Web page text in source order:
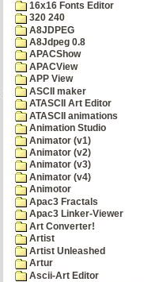
16x16 Fonts Editor
320 240
A8JDPEG
A8Jdpeg 0.8
APACShow
APACView
APP View
ASCII maker
ATASCII Art Editor
ATASCII animations
Animation Studio
Animator (v1)
Animator (v2)
Animator (v3)
Animator (v4)
Animotor
Apac3 Fractals
Apac3 Linker-Viewer
Art Converter!
Artist
Artist Unleashed
Artur
Ascii-Art Editor